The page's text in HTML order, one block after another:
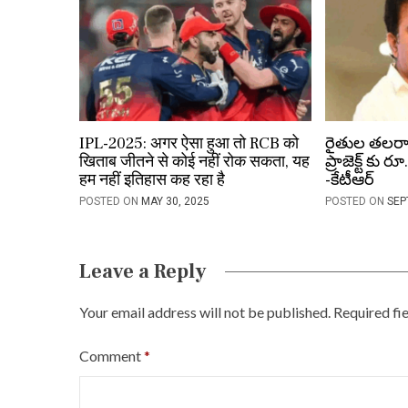
i
o
n
IPL-2025: अगर ऐसा हुआ तो RCB को
खिताब जीतने से कोई नहीं रोक सकता, यह
हम नहीं इतिहास कह रहा है
POSTED ON MAY 30, 2025
రైతుల
ప్రాజెక్ట్ కు
-కేటీఆర్
POSTED ON
Leave a Reply
Your email address will not be published. Required
Comment*